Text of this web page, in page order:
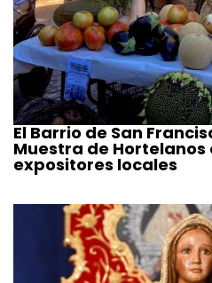
El Barrio de San
Muestra de Hortelanos
expositores locales